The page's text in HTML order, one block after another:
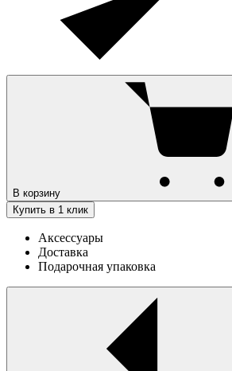
В корзину
Купить в 1 клик
Аксессуары
Доставка
Подарочная упаковка